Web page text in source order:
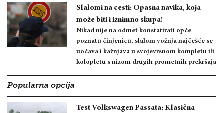
Slalomi na cesti: Opasna navika, koja
može biti i iznimno skupa!
Nikad nije na odmet konstatirati opće
poznatu činjenicu, slalom vožnja najčešće se
uočava i kažnjava u svojevrsnom kompletu ili
kolopletu s nizom drugih prometnih prekršaja
Popularna opcija
Test Volkswagen Passata: Klasična